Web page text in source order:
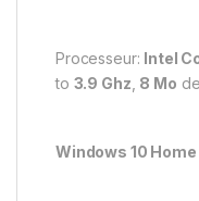
Processeur: Intel
to 3.9 Ghz 8 Mo
Windows 10 Home